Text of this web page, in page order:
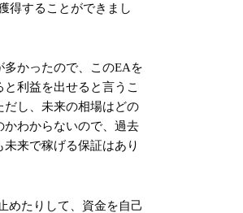
得することができまし
多かったので、このEAを
利益を出せると言うこ
だし、未来の相場はどの
かわからないので、過去
来で稼げる保証はあり
めたりして、資金を自己